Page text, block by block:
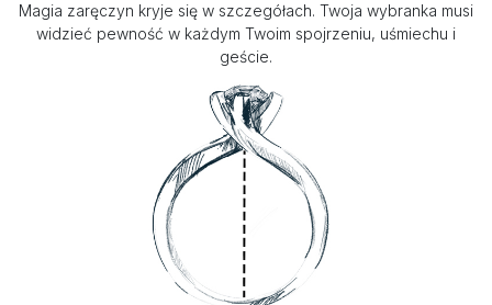
Magia zaręczyn kryje się w szczegółach. Twoja wybranka musi
widzieć pewność w każdym Twoim spojrzeniu, uśmiechu i
geście.